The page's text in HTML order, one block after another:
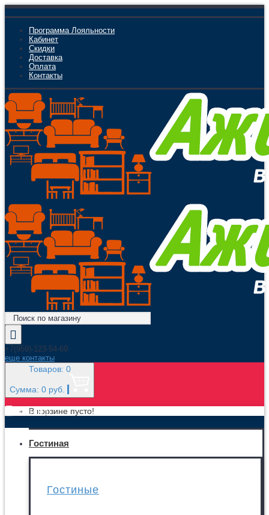
Программа Лояльности
Кабинет
Скидки
Доставка
Оплата
Контакты
+7(959)-123-54-69
еще контакты
Товаров: 0
Сумма: 0 руб.
В корзине пусто!
МЕНЮ
Гостиная
Гостиные